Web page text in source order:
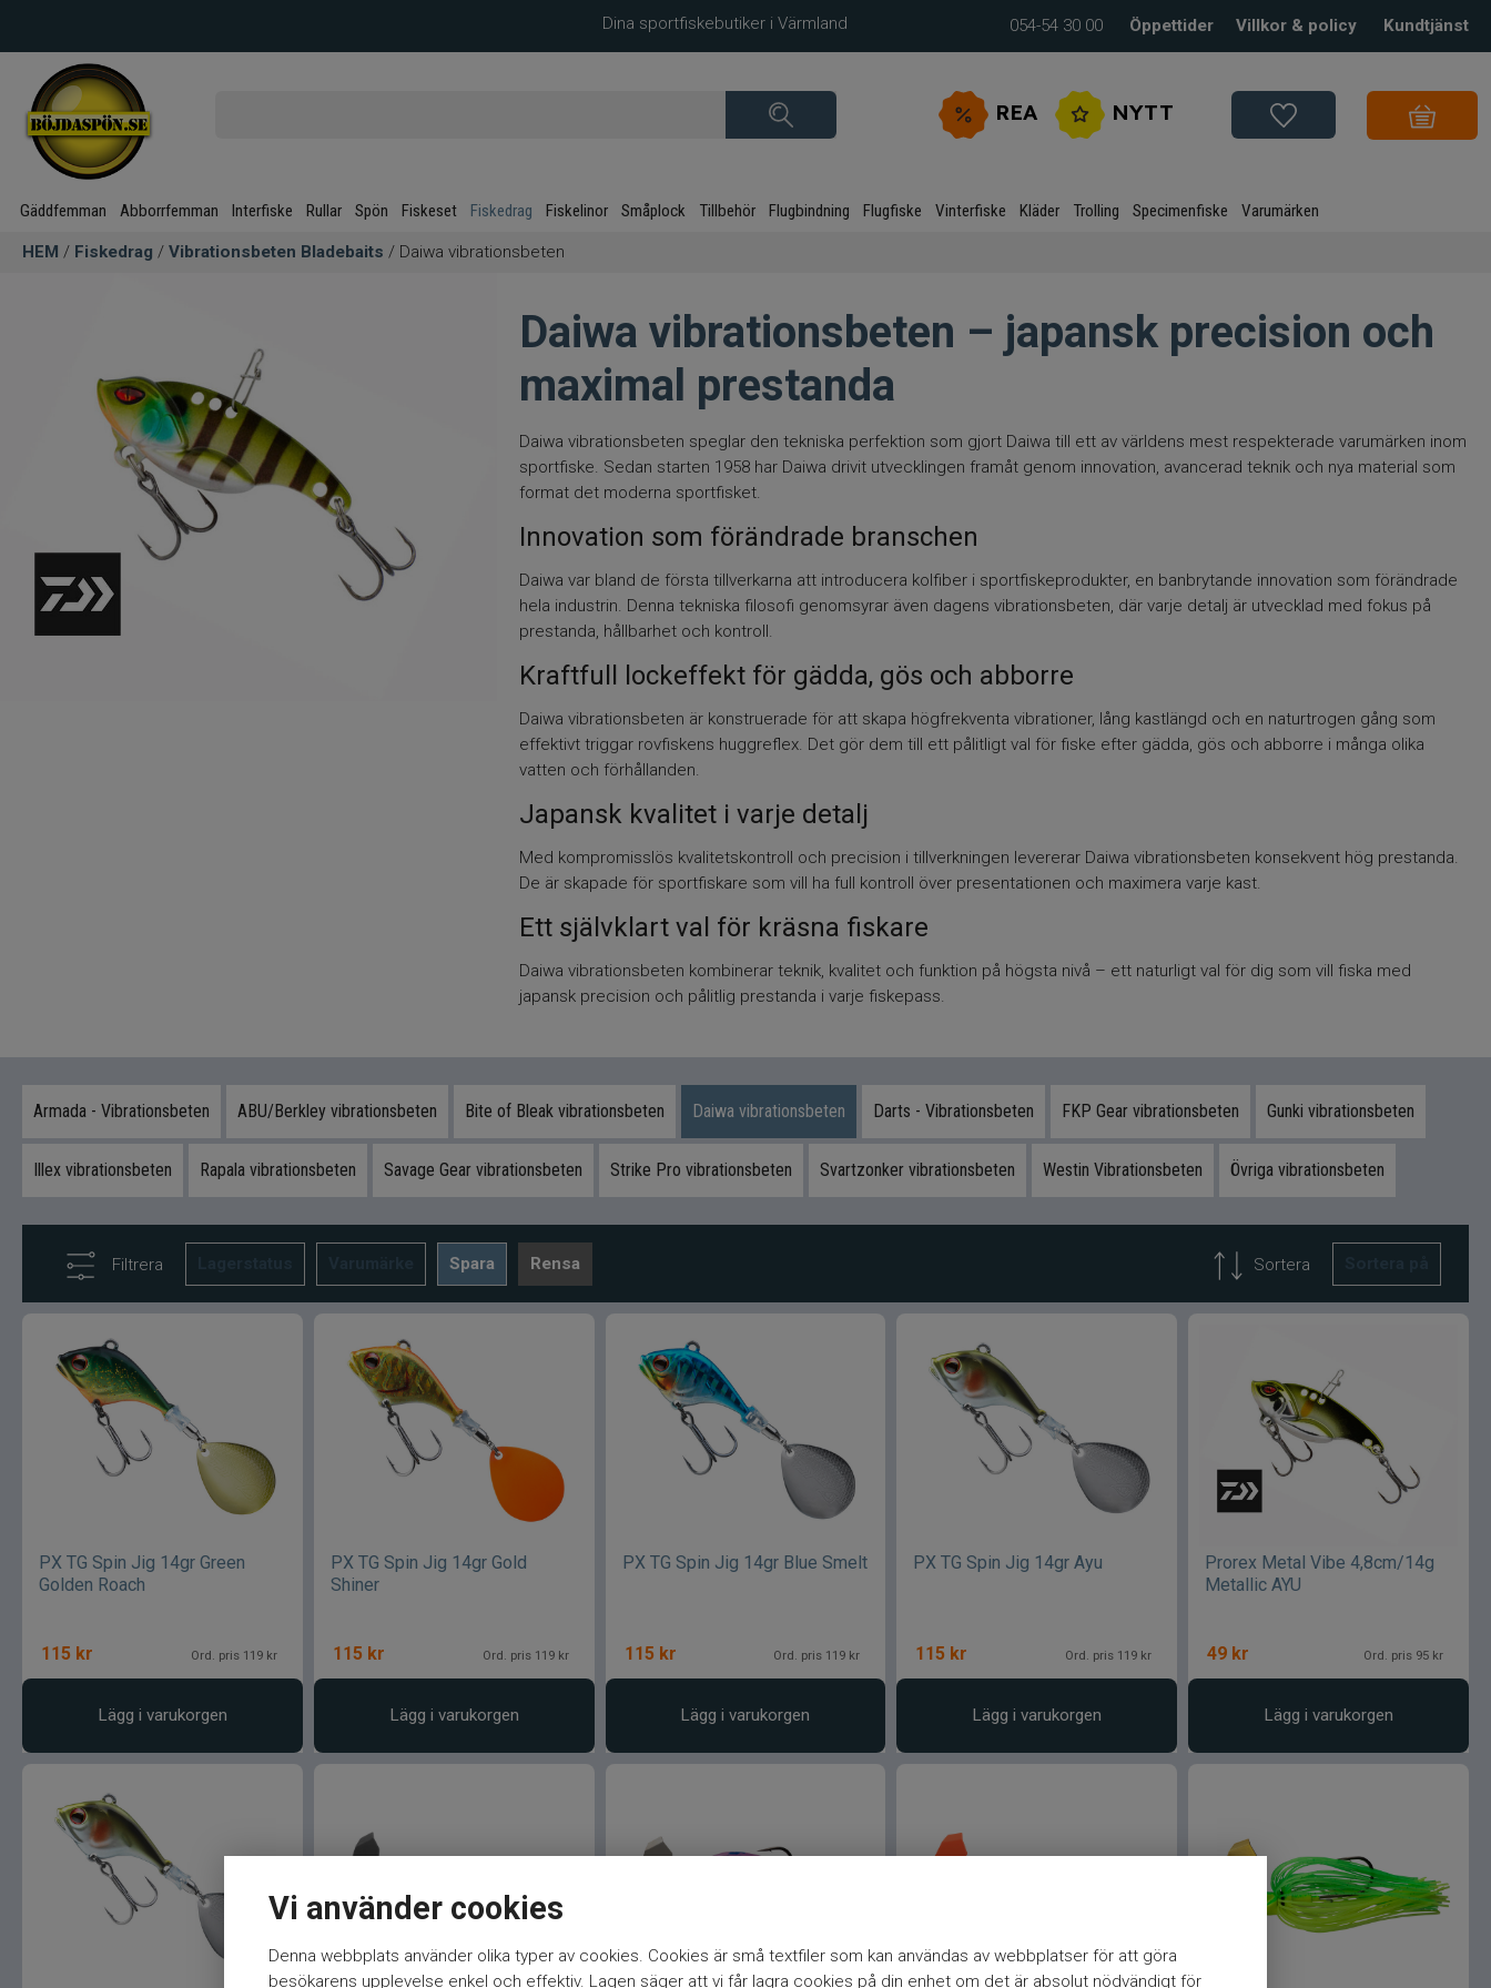
Vi använder cookies
Denna webbplats använder olika typer av cookies. Cookies är små textfiler som kan användas av webbplatser för att göra
besökarens upplevelse enkel och effektiv. Lagen säger att vi får lagra cookies på din enhet om det är absolut nödvändigt för
Dina sportfiskebutiker i Värmland 054-54 30 00 Öppettider Villkor & policy Kundtjänst
REA NYTT
Gäddfemman Abborrfemman Interfiske Rullar Spön Fiskeset Fiskedrag Fiskelinor Småplock Tillbehör Flugbindning Flugfiske Vinterfiske Kläder Trolling Specimenfiske Varumärken
HEM / Fiskedrag / Vibrationsbeten Bladebaits / Daiwa vibrationsbeten
Daiwa vibrationsbeten – japansk precision och
maximal prestanda
Daiwa vibrationsbeten speglar den tekniska perfektion som gjort Daiwa till ett av världens mest respekterade varumärken inom
sportfiske. Sedan starten 1958 har Daiwa drivit utvecklingen framåt genom innovation, avancerad teknik och nya material som
format det moderna sportfisket.
Innovation som förändrade branschen
Daiwa var bland de första tillverkarna att introducera kolfiber i sportfiskeprodukter, en banbrytande innovation som förändrade
hela industrin. Denna tekniska filosofi genomsyrar även dagens vibrationsbeten, där varje detalj är utvecklad med fokus på
prestanda, hållbarhet och kontroll.
Kraftfull lockeffekt för gädda, gös och abborre
Daiwa vibrationsbeten är konstruerade för att skapa högfrekventa vibrationer, lång kastlängd och en naturtrogen gång som
effektivt triggar rovfiskens huggreflex. Det gör dem till ett pålitligt val för fiske efter gädda, gös och abborre i många olika
vatten och förhållanden.
Japansk kvalitet i varje detalj
Med kompromisslös kvalitetskontroll och precision i tillverkningen levererar Daiwa vibrationsbeten konsekvent hög prestanda.
De är skapade för sportfiskare som vill ha full kontroll över presentationen och maximera varje kast.
Ett självklart val för kräsna fiskare
Daiwa vibrationsbeten kombinerar teknik, kvalitet och funktion på högsta nivå – ett naturligt val för dig som vill fiska med
japansk precision och pålitlig prestanda i varje fiskepass.
Armada - Vibrationsbeten ABU/Berkley vibrationsbeten Bite of Bleak vibrationsbeten Daiwa vibrationsbeten Darts - Vibrationsbeten FKP Gear vibrationsbeten Gunki vibrationsbeten
Illex vibrationsbeten Rapala vibrationsbeten Savage Gear vibrationsbeten Strike Pro vibrationsbeten Svartzonker vibrationsbeten Westin Vibrationsbeten Övriga vibrationsbeten
Filtrera Spara Rensa Sortera
PX TG Spin Jig 14gr Green
Golden Roach
115 kr Ord. pris 119 kr
Lägg i varukorgen
PX TG Spin Jig 14gr Gold
Shiner
115 kr Ord. pris 119 kr
Lägg i varukorgen
PX TG Spin Jig 14gr Blue Smelt
115 kr Ord. pris 119 kr
Lägg i varukorgen
PX TG Spin Jig 14gr Ayu
115 kr Ord. pris 119 kr
Lägg i varukorgen
Prorex Metal Vibe 4,8cm/14g
Metallic AYU
49 kr Ord. pris 95 kr
Lägg i varukorgen